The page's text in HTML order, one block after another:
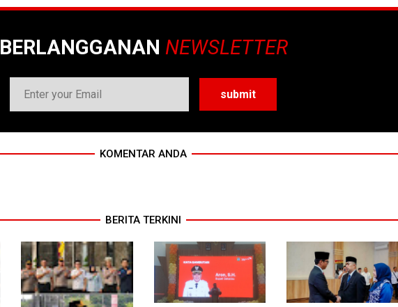
BERLANGGANAN NEWSLETTER
KOMENTAR ANDA
BERITA TERKINI